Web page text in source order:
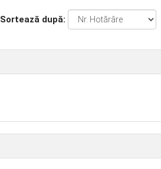
Sortează după: